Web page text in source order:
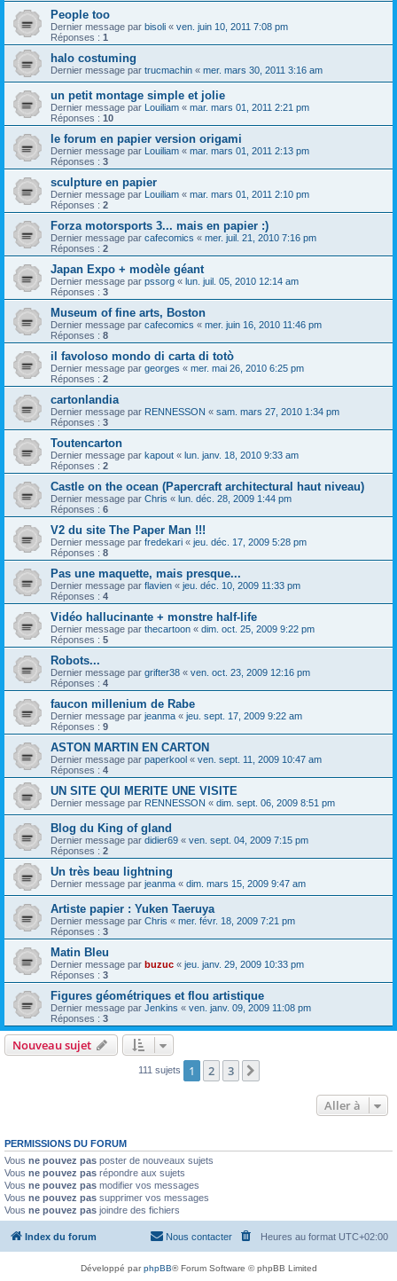
People too
Dernier message par bisoli « ven. juin 10, 2011 7:08 pm
Réponses : 1
halo costuming
Dernier message par trucmachin « mer. mars 30, 2011 3:16 am
un petit montage simple et jolie
Dernier message par Louiliam « mar. mars 01, 2011 2:21 pm
Réponses : 10
le forum en papier version origami
Dernier message par Louiliam « mar. mars 01, 2011 2:13 pm
Réponses : 3
sculpture en papier
Dernier message par Louiliam « mar. mars 01, 2011 2:10 pm
Réponses : 2
Forza motorsports 3... mais en papier :)
Dernier message par cafecomics « mer. juil. 21, 2010 7:16 pm
Réponses : 2
Japan Expo + modèle géant
Dernier message par pssorg « lun. juil. 05, 2010 12:14 am
Réponses : 3
Museum of fine arts, Boston
Dernier message par cafecomics « mer. juin 16, 2010 11:46 pm
Réponses : 8
il favoloso mondo di carta di totò
Dernier message par georges « mer. mai 26, 2010 6:25 pm
Réponses : 2
cartonlandia
Dernier message par RENNESSON « sam. mars 27, 2010 1:34 pm
Réponses : 3
Toutencarton
Dernier message par kapout « lun. janv. 18, 2010 9:33 am
Réponses : 2
Castle on the ocean (Papercraft architectural haut niveau)
Dernier message par Chris « lun. déc. 28, 2009 1:44 pm
Réponses : 6
V2 du site The Paper Man !!!
Dernier message par fredekari « jeu. déc. 17, 2009 5:28 pm
Réponses : 8
Pas une maquette, mais presque...
Dernier message par flavien « jeu. déc. 10, 2009 11:33 pm
Réponses : 4
Vidéo hallucinante + monstre half-life
Dernier message par thecartoon « dim. oct. 25, 2009 9:22 pm
Réponses : 5
Robots...
Dernier message par grifter38 « ven. oct. 23, 2009 12:16 pm
Réponses : 4
faucon millenium de Rabe
Dernier message par jeanma « jeu. sept. 17, 2009 9:22 am
Réponses : 9
ASTON MARTIN EN CARTON
Dernier message par paperkool « ven. sept. 11, 2009 10:47 am
Réponses : 4
UN SITE QUI MERITE UNE VISITE
Dernier message par RENNESSON « dim. sept. 06, 2009 8:51 pm
Blog du King of gland
Dernier message par didier69 « ven. sept. 04, 2009 7:15 pm
Réponses : 2
Un très beau lightning
Dernier message par jeanma « dim. mars 15, 2009 9:47 am
Artiste papier : Yuken Taeruya
Dernier message par Chris « mer. févr. 18, 2009 7:21 pm
Réponses : 3
Matin Bleu
Dernier message par buzuc « jeu. janv. 29, 2009 10:33 pm
Réponses : 3
Figures géométriques et flou artistique
Dernier message par Jenkins « ven. janv. 09, 2009 11:08 pm
Réponses : 3
Nouveau sujet
111 sujets 1 2 3
Aller à
PERMISSIONS DU FORUM
Vous ne pouvez pas poster de nouveaux sujets
Vous ne pouvez pas répondre aux sujets
Vous ne pouvez pas modifier vos messages
Vous ne pouvez pas supprimer vos messages
Vous ne pouvez pas joindre des fichiers
Index du forum Heures au format UTC+02:00
Nous contacter
Développé parphpBB® Forum Software © phpBB Limited